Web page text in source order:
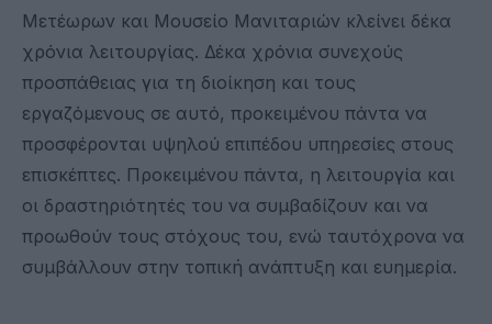
Μετέωρων και Μουσείο Μανιταριών κλείνει δέκα
χρόνια λειτουργίας. Δέκα χρόνια συνεχούς
προσπάθειας για τη διοίκηση και τους
εργαζόμενους σε αυτό, προκειμένου πάντα να
προσφέρονται υψηλού επιπέδου υπηρεσίες στους
επισκέπτες. Προκειμένου πάντα, η λειτουργία και
οι δραστηριότητές του να συμβαδίζουν και να
προωθούν τους στόχους του, ενώ ταυτόχρονα να
συμβάλλουν στην τοπική ανάπτυξη και ευημερία.